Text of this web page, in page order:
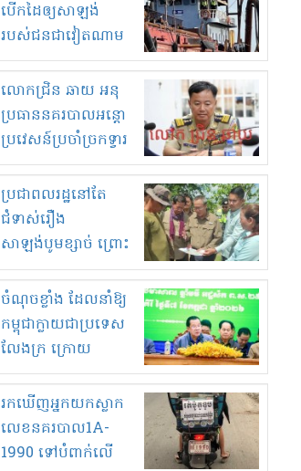
បើកដៃឲ្យសាឡង់
របស់ជនជាវៀតណាម
ចូល មកខុស
ច្បាប់លួចបូមខ្សាច់នៅ
ក្នុងប្រទេសកម្ពុជា
លោកជ្រិន ឆាយ អនុ
ប្រធាននគរបាលអន្តោ
ប្រវេសន៍ប្រចាំច្រកទ្វារ
ព្រំដែនភ្នំឌិន និងឈ្មួញ
មួយចំនួនទៀត
កំពង់តែគុបគិតគ្នា
ធ្វើសកម្មភាពរកស៊ីនិង
ស្តុកទំនិញគេចពន្ធ?
ប្រជាពលរដ្ឋនៅតែ
ជំទាស់រឿង
សាឡង់បូមខ្សាច់ ព្រោះ
ខ្លាចបាក់ច្រាំងទៀត!
ចំណុចខ្លាំង ដែលនាំឱ្យ
កម្ពុជាក្លាយជាប្រទេស
លែងក្រ ក្រោយ
ឆ្នាំ២០៣០
រកឃើញអ្នកយកស្លាក
លេខនគរបាល1A-
1990 ទៅបំពាក់លើ